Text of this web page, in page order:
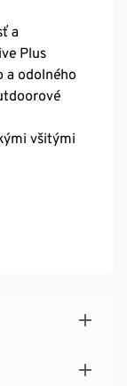
a
Plus
a odolného
všitými